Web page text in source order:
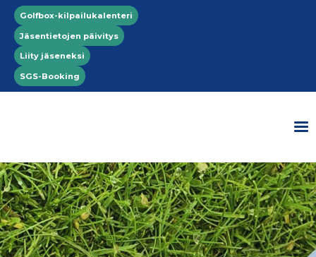
Hyppää pääsisältöön
Top menu
Golfbox-kilpailukalenteri
Jäsentietojen päivitys
Liity jäseneksi
SGS-Booking